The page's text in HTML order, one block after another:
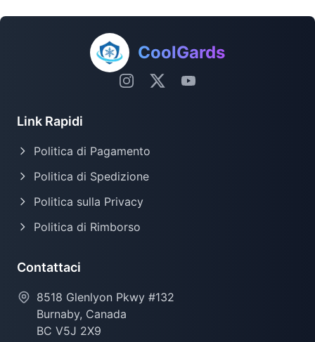
CoolGards
Link Rapidi
Politica di Pagamento
Politica di Spedizione
Politica sulla Privacy
Politica di Rimborso
Contattaci
8518 Glenlyon Pkwy #132
Burnaby, Canada
BC V5J 2X9